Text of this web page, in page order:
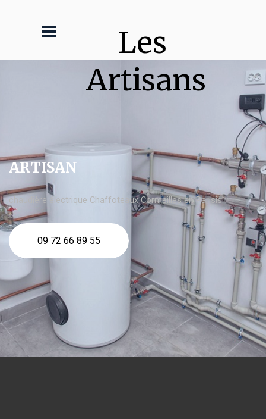
Les
Artisans
ARTISAN
chaudière électrique Chaffoteaux Cormeilles en Parisis
09 72 66 89 55